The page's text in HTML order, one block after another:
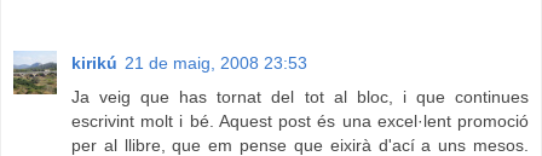
kirikú 21 de maig, 2008 23:53
Ja veig que has tornat del tot al bloc, i que continues
escrivint molt i bé. Aquest post és una excel·lent promoció
per al llibre, que em pense que eixirà d'ací a uns mesos.